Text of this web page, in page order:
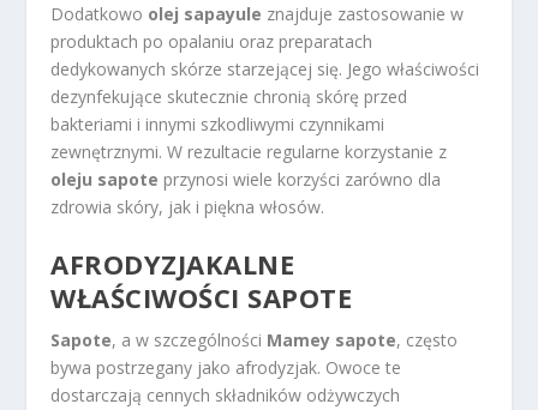
Dodatkowo olej sapayule znajduje zastosowanie w
produktach po opalaniu oraz preparatach
dedykowanych skórze starzejącej się. Jego właściwości
dezynfekujące skutecznie chronią skórę przed
bakteriami i innymi szkodliwymi czynnikami
zewnętrznymi. W rezultacie regularne korzystanie z
oleju sapote przynosi wiele korzyści zarówno dla
zdrowia skóry, jak i piękna włosów.
AFRODYZJAKALNE
WŁAŚCIWOŚCI SAPOTE
Sapote, a w szczególności Mamey sapote, często
bywa postrzegany jako afrodyzjak. Owoce te
dostarczają cennych składników odżywczych